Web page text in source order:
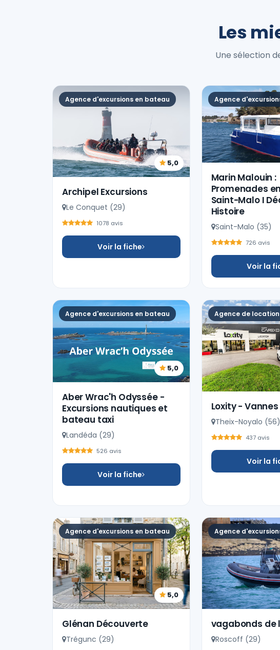
Les
Une sélection
Agence d'excursions en bateau
5,0
Archipel Excursions
Le Conquet (29)
1078 avis
Voir la fiche
Agence
Marin Malouin :
Promenades
Saint-Malo I
Histoire
Saint-Malo (35)
726 avis
Voir la
Agence d'excursions en bateau
5,0
Aber Wrac'h Odyssée -
Excursions nautiques et
bateau taxi
Landéda (29)
526 avis
Voir la fiche
Agence de
Loxity - Vannes
Theix-Noyalo (56)
437 avis
Voir la
Agence d'excursions en bateau
5,0
Glénan Découverte
Trégunc (29)
Agence
vagabonds de
Roscoff (29)